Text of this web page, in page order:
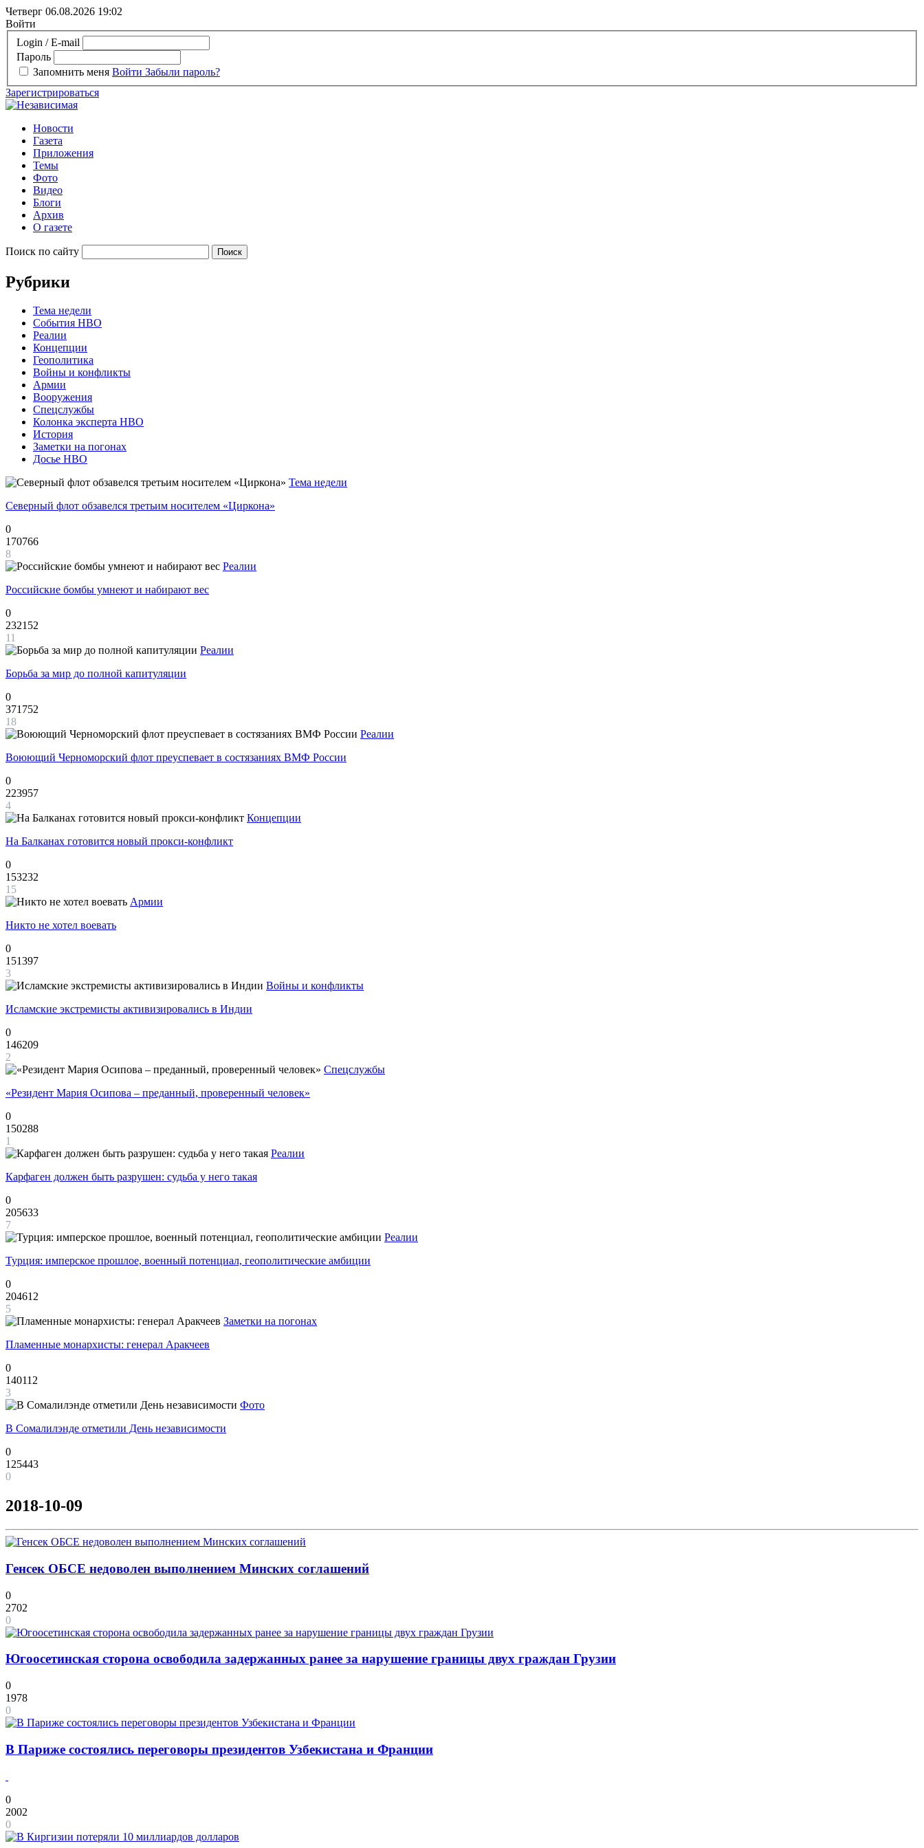
Четверг 06.08.2026 19:02
Войти
Login / E-mail
Пароль
Запомнить меня Войти Забыли пароль?
Зарегистрироваться
Новости
Газета
Приложения
Темы
Фото
Видео
Блоги
Архив
О газете
Поиск по сайту
Рубрики
Тема недели
События НВО
Реалии
Концепции
Геополитика
Войны и конфликты
Армии
Вооружения
Спецслужбы
Колонка эксперта НВО
История
Заметки на погонах
Досье НВО
Тема недели
Северный флот обзавелся третьим носителем «Циркона»
0
170766
8
Реалии
Российские бомбы умнеют и набирают вес
0
232152
11
Реалии
Борьба за мир до полной капитуляции
0
371752
18
Реалии
Воюющий Черноморский флот преуспевает в состязаниях ВМФ России
0
223957
4
Концепции
На Балканах готовится новый прокси-конфликт
0
153232
15
Армии
Никто не хотел воевать
0
151397
3
Войны и конфликты
Исламские экстремисты активизировались в Индии
0
146209
2
Спецслужбы
«Резидент Мария Осипова – преданный, проверенный человек»
0
150288
1
Реалии
Карфаген должен быть разрушен: судьба у него такая
0
205633
7
Реалии
Турция: имперское прошлое, военный потенциал, геополитические амбиции
0
204612
5
Заметки на погонах
Пламенные монархисты: генерал Аракчеев
0
140112
3
Фото
В Сомалилэнде отметили День независимости
0
125443
0
2018-10-09
Генсек ОБСЕ недоволен выполнением Минских соглашений
0
2702
0
Югоосетинская сторона освободила задержанных ранее за нарушение границы двух граждан Грузии
0
1978
0
В Париже состоялись переговоры президентов Узбекистана и Франции
0
2002
0